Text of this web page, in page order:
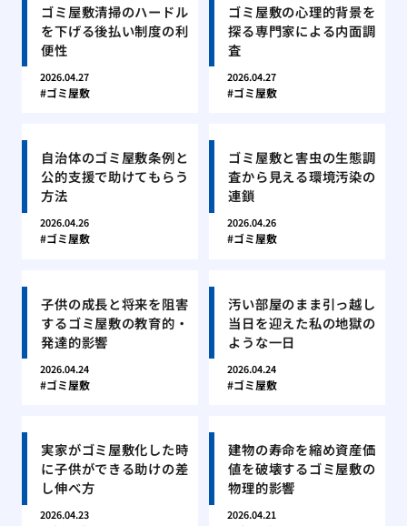
ゴミ屋敷清掃のハードル
を下げる後払い制度の利
便性
2026.04.27
ゴミ屋敷
ゴミ屋敷の心理的背景を
探る専門家による内面調
査
2026.04.27
ゴミ屋敷
自治体のゴミ屋敷条例と
公的支援で助けてもらう
方法
2026.04.26
ゴミ屋敷
ゴミ屋敷と害虫の生態調
査から見える環境汚染の
連鎖
2026.04.26
ゴミ屋敷
子供の成長と将来を阻害
するゴミ屋敷の教育的・
発達的影響
2026.04.24
ゴミ屋敷
汚い部屋のまま引っ越し
当日を迎えた私の地獄の
ような一日
2026.04.24
ゴミ屋敷
実家がゴミ屋敷化した時
に子供ができる助けの差
し伸べ方
2026.04.23
建物の寿命を縮め資産価
値を破壊するゴミ屋敷の
物理的影響
2026.04.21